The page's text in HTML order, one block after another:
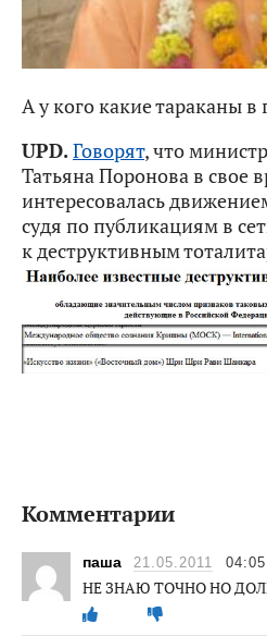
А у кого какие тараканы в
UPD.Говорят, что
Татьяна Поронова в свое
интересовалась
судя по публикациям в
к деструктивным
Комментарии
паша 21.05.2011 04:05
НЕ ЗНАЮ ТОЧНО НО